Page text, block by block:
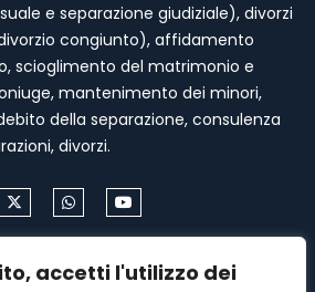
accetti l'utilizzo dei
e separazione giudiziale), divorzi
congiunto), affidamento
scioglimento del matrimonio e
mantenimento dei minori,
della separazione, consulenza
divorzi.